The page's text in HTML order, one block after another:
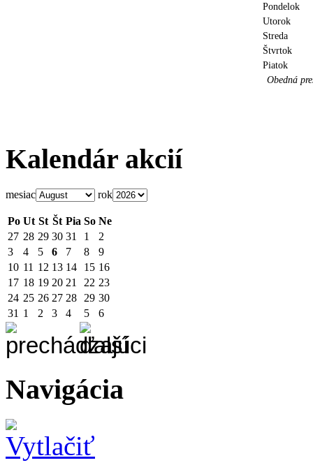
Pondelok
Streda
Štvrtok
Piatok
Obedná
Kalendár akcií
mesiac rok
Po Ut St Št Pia So Ne
27 28 29 30 31 1
2
3
4 5 6 7 8
9
10 11 12 13 14 15 16
17 18 19 20 21 22 23
24 25 26 27 28 29 30
31 1 2 3 4 5 6
Navigácia